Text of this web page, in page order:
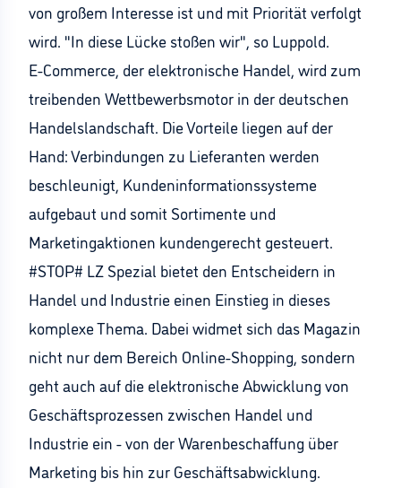
von großem Interesse ist und mit Priorität verfolgt
wird. "In diese Lücke stoßen wir", so Luppold.
E-Commerce, der elektronische Handel, wird zum
treibenden Wettbewerbsmotor in der deutschen
Handelslandschaft. Die Vorteile liegen auf der
Hand: Verbindungen zu Lieferanten werden
beschleunigt, Kundeninformationssysteme
aufgebaut und somit Sortimente und
Marketingaktionen kundengerecht gesteuert.
#STOP# LZ Spezial bietet den Entscheidern in
Handel und Industrie einen Einstieg in dieses
komplexe Thema. Dabei widmet sich das Magazin
nicht nur dem Bereich Online-Shopping, sondern
geht auch auf die elektronische Abwicklung von
Geschäftsprozessen zwischen Handel und
Industrie ein - von der Warenbeschaffung über
Marketing bis hin zur Geschäftsabwicklung.